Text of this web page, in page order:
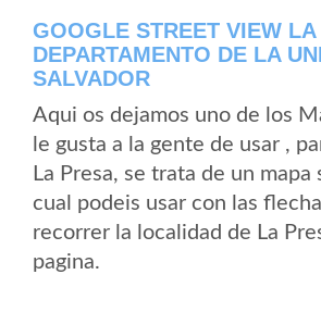
GOOGLE STREET VIEW LA
DEPARTAMENTO DE LA
SALVADOR
Aqui os dejamos uno de los
le gusta a la gente de usar ,
La Presa, se trata de un mapa
cual podeis usar con las
recorrer la localidad de La
pagina.